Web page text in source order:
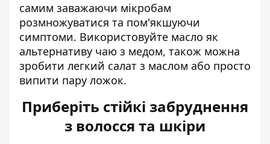
самим заважаючи мікробам
розмножуватися та пом'якшуючи
симптоми. Використовуйте масло як
альтернативу чаю з медом, також можна
зробити легкий салат з маслом або просто
випити пару ложок.
Приберіть стійкі забруднення
з волосся та шкіри